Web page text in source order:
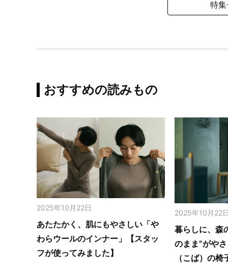
特
おすすめの読みもの
2025年10月22日
あたたかく、肌にもやさしい「や
わらウールのインナー」【スタッ
フが使ってみました】
2025年10月22
暮らしに、森
のまま”がや
（こば）の